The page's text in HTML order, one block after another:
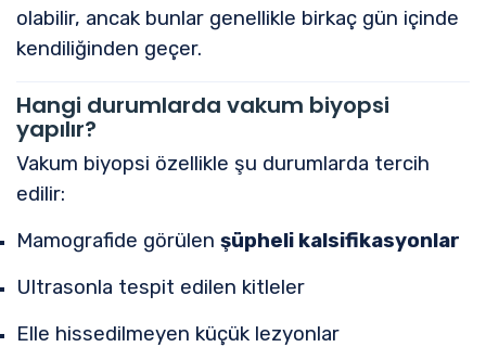
olabilir, ancak bunlar genellikle birkaç gün içinde
kendiliğinden geçer.
Hangi durumlarda vakum biyopsi
yapılır?
Vakum biyopsi özellikle şu durumlarda tercih
edilir:
Mamografide görülen şüpheli kalsifikasyonlar
Ultrasonla tespit edilen kitleler
Elle hissedilmeyen küçük lezyonlar